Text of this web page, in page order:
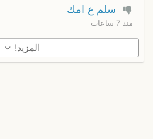
سلم ع امك
منذ 7 ساعات
المزيد!